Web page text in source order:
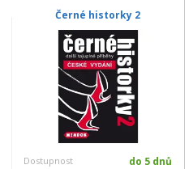
Černé historky 2
Dostupnost do 5 dnů